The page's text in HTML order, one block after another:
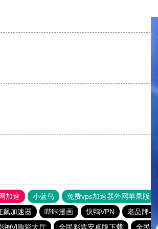
加速 小蓝鸟 免费vps加速器外网苹果版
飙加速器 哔咔漫画 快鸭VPN 老品牌—
神Vl购彩大厅 全民彩票安卓版下载 全民